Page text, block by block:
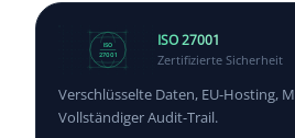
ISO
27001
ISO 27001
Zertifizierte Sicherheit
Verschlüsselte Daten, EU-Hosting,
Vollständiger Audit-Trail.